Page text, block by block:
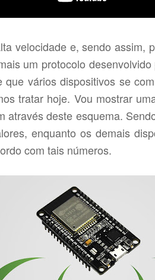
velocidade e, sendo assim,
um protocolo
que vários dispositivos se
tratar hoje. Vou mostrar
através deste esquema.
enquanto os demais
com tais números.